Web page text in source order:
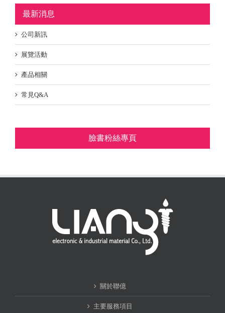
最新消息
公司新訊
展覽活動
產品相關
常見Q&A
臉書粉絲專頁
關於聯億
主要服務項目